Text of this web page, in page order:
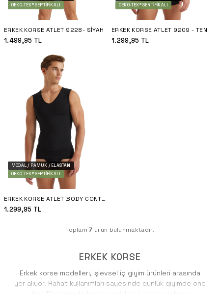
OEKO-TEX® SERTIFIKALI
ERKEK KORSE ATLET 9228- SIYAH
1.499,95 TL
OEKO-TEX® SERTIFIKALI
ERKEK KORSE ATLET 9209 - TEN
1.299,95 TL
MODAL / PAMUK / ELASTAN
OEKO-TEX® SERTIFIKALI
ERKEK KORSE ATLET BODY CONTROL 9208 - SIYAH
1.299,95 TL
Toplam7 ürün bulunmaktadır.
ERKEK KORSE
Erkek korse modelleri, işlevsel iç giyim ürünleri arasında
yer alıyor. Rahat kullanımları sayesinde günlük giyimde öne
çıkan Blackspade korse çeşitleri, kumaş yapıları ve